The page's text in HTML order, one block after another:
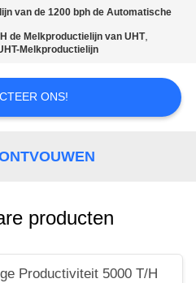
van de 1200 bph de Automatische
de Melkproductielijn van UHT,
Melkproductielijn
ONS!
producten
Productiviteit 5000 T/H